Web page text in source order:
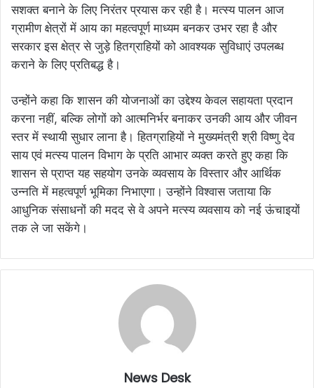
सशक्त बनाने के लिए निरंतर प्रयास कर रही है। मत्स्य पालन आज
ग्रामीण क्षेत्रों में आय का महत्वपूर्ण माध्यम बनकर उभर रहा है और
सरकार इस क्षेत्र से जुड़े हितग्राहियों को आवश्यक सुविधाएं उपलब्ध
कराने के लिए प्रतिबद्ध है।
उन्होंने कहा कि शासन की योजनाओं का उद्देश्य केवल सहायता प्रदान
करना नहीं, बल्कि लोगों को आत्मनिर्भर बनाकर उनकी आय और जीवन
स्तर में स्थायी सुधार लाना है। हितग्राहियों ने मुख्यमंत्री श्री विष्णु देव
साय एवं मत्स्य पालन विभाग के प्रति आभार व्यक्त करते हुए कहा कि
शासन से प्राप्त यह सहयोग उनके व्यवसाय के विस्तार और आर्थिक
उन्नति में महत्वपूर्ण भूमिका निभाएगा। उन्होंने विश्वास जताया कि
आधुनिक संसाधनों की मदद से वे अपने मत्स्य व्यवसाय को नई ऊंचाइयों
तक ले जा सकेंगे।
News Desk